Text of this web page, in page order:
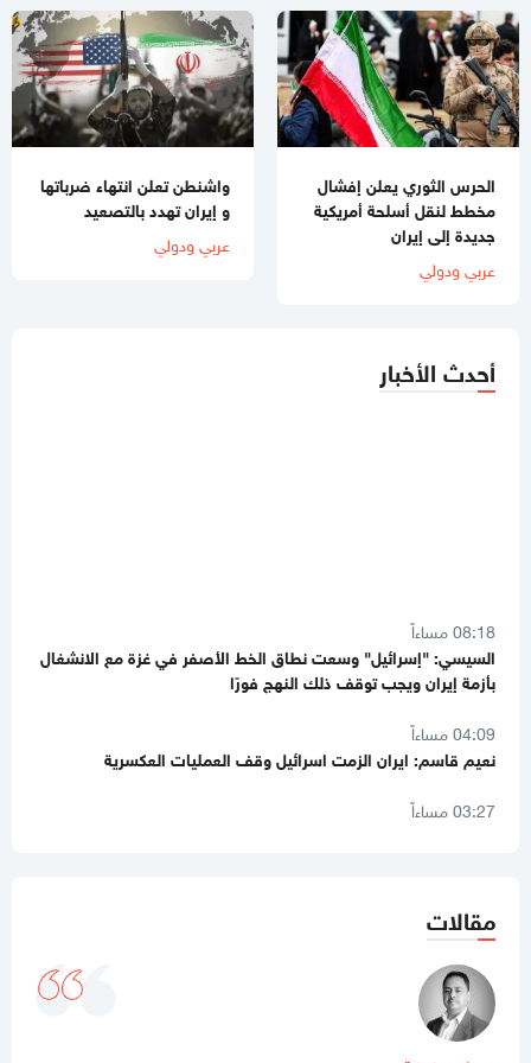
الحرس الثوري يعلن إفشال
مخطط لنقل أسلحة أمريكية
جديدة إلى إيران
عربي ودولي
واشنطن تعلن انتهاء ضرباتها
و إيران تهدد بالتصعيد
عربي ودولي
أحدث الأخبار
السيسي: "إسرائيل" وسعت نطاق الخط الأصفر في غزة مع الانشغال
بأزمة إيران ويجب توقف ذلك النهج فورًا
04:09 مساءاً
نعيم قاسم: ايران الزمت اسرائيل وقف العمليات العكسرية
03:27 مساءاً
عندما تهدأ طهران… ماذا سيحدث في غزة؟
12:56 مساءاً
12:44 مساءاً
سموتريتش يعلن إلغاء "اتفاقيات الخليل"
مقالات